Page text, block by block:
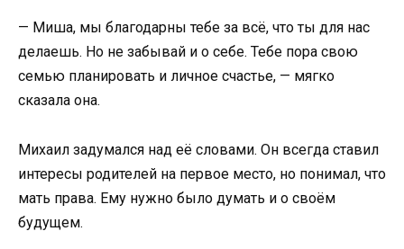
— Миша, мы благодарны тебе за всё, что ты для нас
делаешь. Но не забывай и о себе. Тебе пора свою
семью планировать и личное счастье, — мягко
сказала она.
Михаил задумался над её словами. Он всегда ставил
интересы родителей на первое место, но понимал, что
мать права. Ему нужно было думать и о своём
будущем.